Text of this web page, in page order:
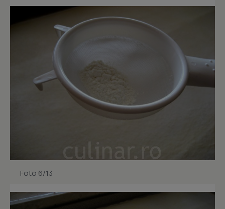
Foto 6/13